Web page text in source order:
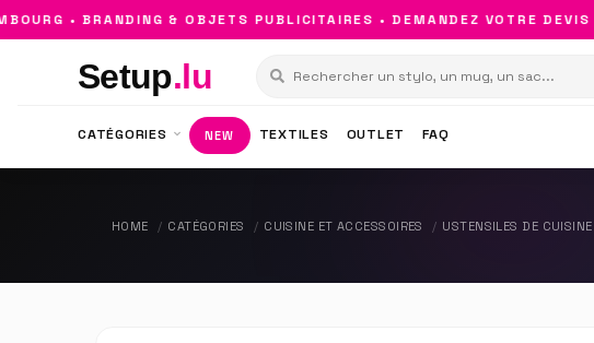
• BRANDING & OBJETS PUBLICITAIRES • DEMANDEZ VOTRE DEVIS •
Setup.lu
CATÉGORIES NEW TEXTILES OUTLET FAQ
HOME CATÉGORIES CUISINE ET ACCESSOIRES USTENSILES DE CUISINE